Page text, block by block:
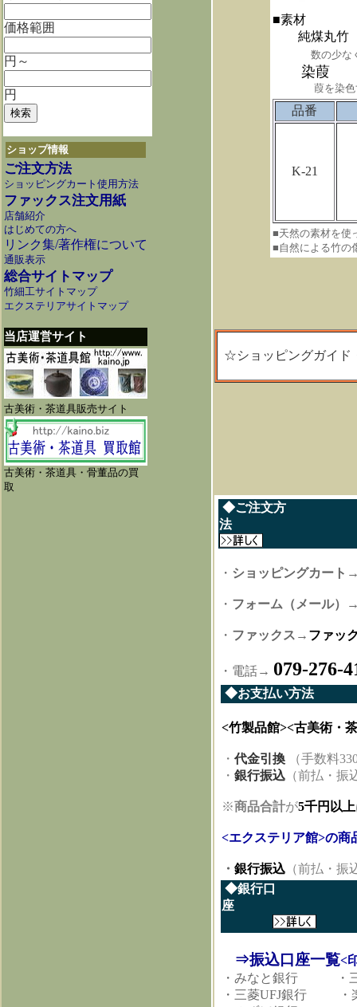
価格範囲
円～
円
ショップ情報
ご注文方法
ショッピングカート使用方法
ファックス注文用紙
店舗紹介
はじめての方へ
リンク集/著作権について
通販表示
総合サイトマップ
竹細工サイトマップ
エクステリアサイトマップ
当店運営サイト
古美術・茶道具販売サイト
古美術・茶道具・骨董品の買
取
■素材
純煤丸竹
数の少な
染葭
葭を染
品番
K-21
■天然の素材を使
■自然による竹
☆ショッピングガイド
◆ご注文方
・ ショッピングカート
・ フォーム（メール）
・ ファックス → ファッ
・電話→ 079-276-
◆お支払い方法
<竹製品館><古美術・
・ 代金引換 （手数料
・ 銀行振込 （前払・
※商品合計が5千円以上
<エクステリア館>の商
・ 銀行振込 （前払・
◆銀行口
座
⇒振込口座一覧<
・みなと銀行 ・三
・三菱UFJ銀行 ・